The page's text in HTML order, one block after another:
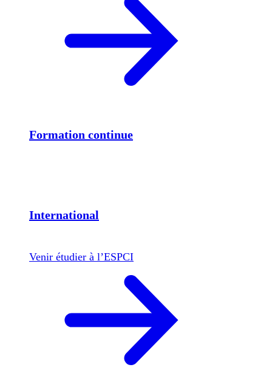
Formation continue
International
Venir étudier à l’ESPCI